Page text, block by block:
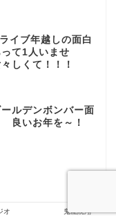
イブ年越しの面白
て1人いませ
しくて！！！
ルデンボンバー面
良いお年を～！
オ 鬼龍院翔